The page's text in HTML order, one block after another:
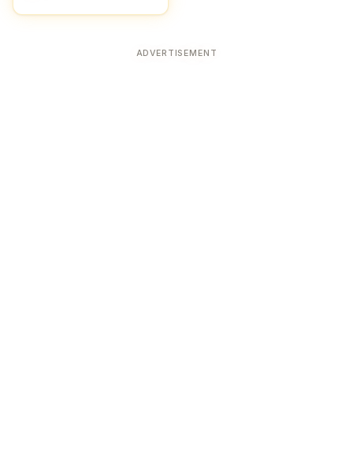
ADVERTISEMENT